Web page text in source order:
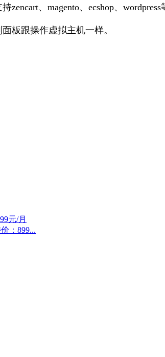
、magento、ecshop、
板跟操作虚拟主机一样。
元/月
：899...